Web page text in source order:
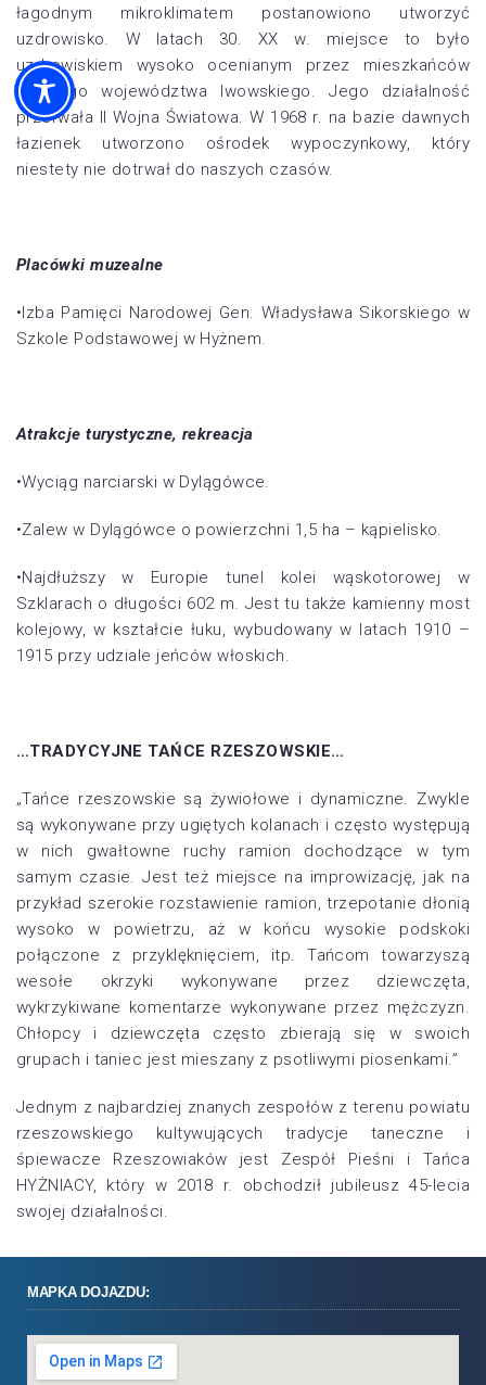
łagodnym mikroklimatem postanowiono utworzyć
uzdrowisko. W latach 30. XX w. miejsce to było
uzdrowiskiem wysoko ocenianym przez mieszkańców
dawnego województwa lwowskiego. Jego działalność
przerwała II Wojna Światowa. W 1968 r. na bazie dawnych
łazienek utworzono ośrodek wypoczynkowy, który
niestety nie dotrwał do naszych czasów.
Placówki muzealne
•Izba Pamięci Narodowej Gen. Władysława Sikorskiego w
Szkole Podstawowej w Hyżnem.
Atrakcje turystyczne, rekreacja
•Wyciąg narciarski w Dylągówce.
•Zalew w Dylągówce o powierzchni 1,5 ha – kąpielisko.
•Najdłuższy w Europie tunel kolei wąskotorowej w
Szklarach o długości 602 m. Jest tu także kamienny most
kolejowy, w kształcie łuku, wybudowany w latach 1910 –
1915 przy udziale jeńców włoskich.
…TRADYCYJNE TAŃCE RZESZOWSKIE…
„Tańce rzeszowskie są żywiołowe i dynamiczne. Zwykle
są wykonywane przy ugiętych kolanach i często występują
w nich gwałtowne ruchy ramion dochodzące w tym
samym czasie. Jest też miejsce na improwizację, jak na
przykład szerokie rozstawienie ramion, trzepotanie dłonią
wysoko w powietrzu, aż w końcu wysokie podskoki
połączone z przyklęknięciem, itp. Tańcom towarzyszą
wesołe okrzyki wykonywane przez dziewczęta,
wykrzykiwane komentarze wykonywane przez mężczyzn.
Chłopcy i dziewczęta często zbierają się w swoich
grupach i taniec jest mieszany z psotliwymi piosenkami.”
Jednym z najbardziej znanych zespołów z terenu powiatu
rzeszowskiego kultywujących tradycje taneczne i
śpiewacze Rzeszowiaków jest Zespół Pieśni i Tańca
HYŻNIACY, który w 2018 r. obchodził jubileusz 45-lecia
swojej działalności.
MAPKA DOJAZDU: